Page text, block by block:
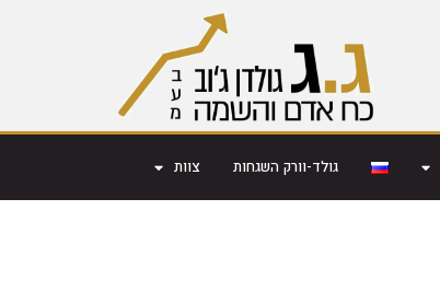
גולד-וורק השגחות צוות